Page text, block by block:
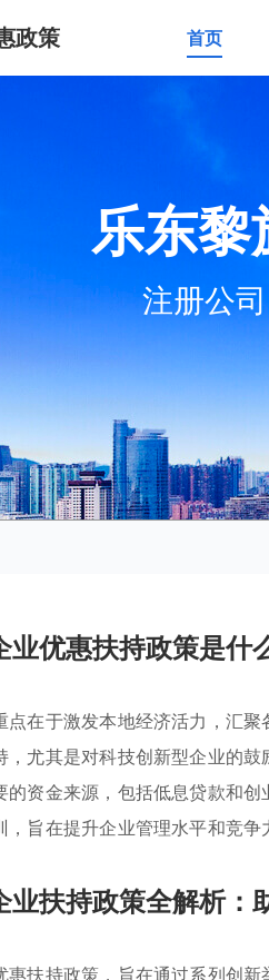
政策 首页
乐东黎
注册公
业优惠扶持政策是什
点在于激发本地经济活力，汇聚
，尤其是对科技创新型企业的
的资金来源，包括低息贷款和
，旨在提升企业管理水平和竞
业扶持政策全解析：
惠扶持政策，旨在通过系列创